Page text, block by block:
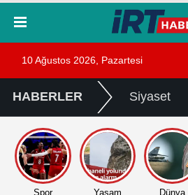
10 Ağustos 2026, Pazartesi
HABERLER Siyaset
Spor Yaşam Dünya